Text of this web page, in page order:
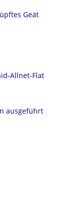
Geät
Allnet-Flat
ausgeführt